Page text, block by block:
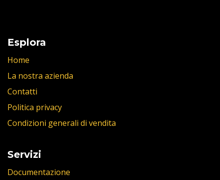
Esplora
Home
La nostra azienda
Contatti
Politica privacy
Condizioni generali di vendita
Servizi
Documentazione